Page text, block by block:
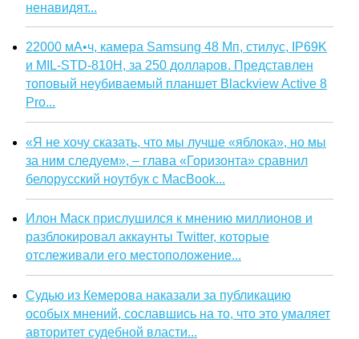
ненавидят...
22000 мА•ч, камера Samsung 48 Мп, стилус, IP69K
и MIL-STD-810H, за 250 долларов. Представлен
топовый неубиваемый планшет Blackview Active 8
Pro...
«Я не хочу сказать, что мы лучше «яблока», но мы
за ним следуем», – глава «Горизонта» сравнил
белорусский ноутбук с MacBook...
Илон Маск прислушился к мнению миллионов и
разблокировал аккаунты Twitter, которые
отслеживали его местоположение...
Судью из Кемерова наказали за публикацию
особых мнений, сославшись на то, что это умаляет
авторитет судебной власти...